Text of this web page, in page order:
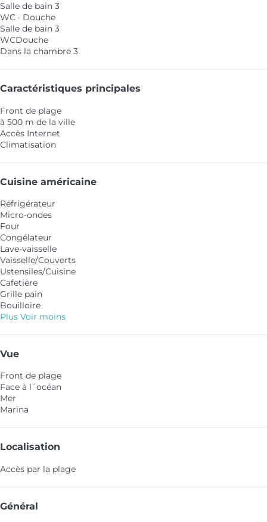
Salle de bain 3
WC · Douche
Salle de bain 3
WCDouche
Dans la chambre 3
Caractéristiques principales
Front de plage
à 500 m de la ville
Accès Internet
Climatisation
Cuisine américaine
Réfrigérateur
Micro-ondes
Four
Congélateur
Lave-vaisselle
Vaisselle/Couverts
Ustensiles/Cuisine
Cafetière
Grille pain
Bouilloire
Plus Voir moins
Vue
Front de plage
Face à l´océan
Mer
Marina
Localisation
Accès par la plage
Général